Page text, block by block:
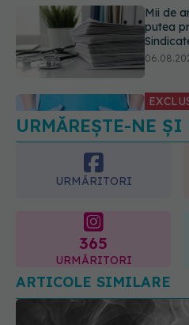
care
Sorin
este
cum
URMĂREȘTE-NE ȘI
URMĂRITORI
365
URMĂRITORI
ARTICOLE SIMILARE